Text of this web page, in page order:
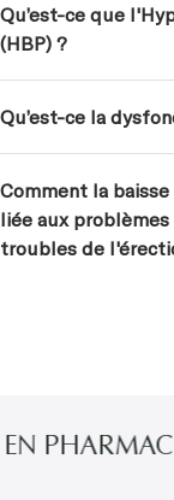
Qu’est-ce que
(HBP) ?
Qu’est-ce la
Comment la
liée aux
troubles de